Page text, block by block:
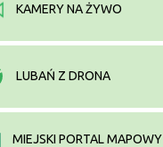
KAMERY NA ŻYWO
LUBAŃ Z DRONA
MIEJSKI PORTAL MAPOWY